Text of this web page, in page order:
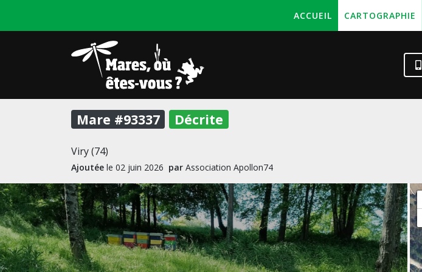
ACCUEIL CARTOGRAPHIE
Mare #93337 Décrite
Viry (74)
Ajoutée le 02 juin 2026 par Association Apollon74